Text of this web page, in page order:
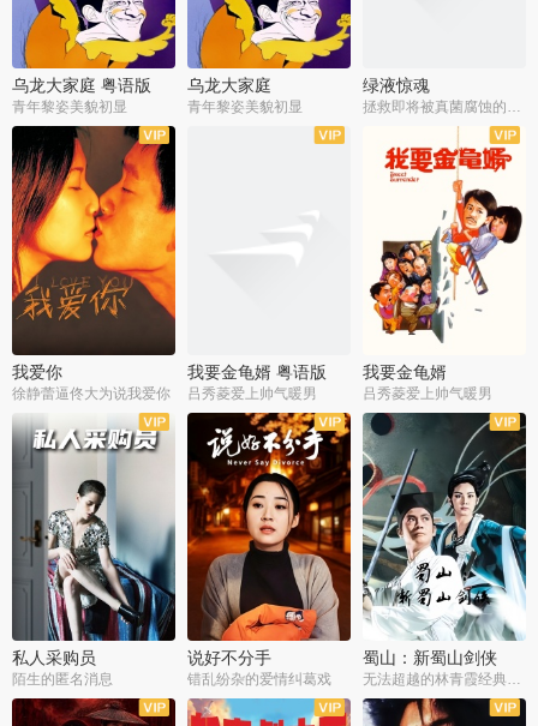
乌龙大家庭 粤语版
青年黎姿美貌初显
乌龙大家庭
青年黎姿美貌初显
绿液惊魂
拯救即将被真菌腐蚀的世界
我爱你
徐静蕾逼佟大为说我爱你
我要金龟婿 粤语版
吕秀菱爱上帅气暖男
我要金龟婿
吕秀菱爱上帅气暖男
私人采购员
陌生的匿名消息
说好不分手
错乱纷杂的爱情纠葛戏
蜀山：新蜀山剑侠
无法超越的林青霞经典角色